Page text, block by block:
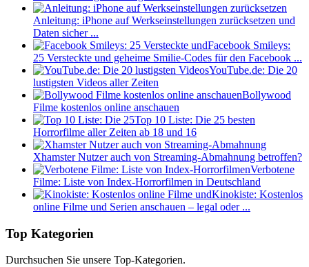
Anleitung: iPhone auf Werkseinstellungen zurücksetzen und
Daten sicher ...
Facebook Smileys:
25 Versteckte und geheime Smilie-Codes für den Facebook ...
YouTube.de: Die 20
lustigsten Videos aller Zeiten
Bollywood
Filme kostenlos online anschauen
Top 10 Liste: Die 25 besten
Horrorfilme aller Zeiten ab 18 und 16
Xhamster Nutzer auch von Streaming-Abmahnung betroffen?
Verbotene
Filme: Liste von Index-Horrorfilmen in Deutschland
Kinokiste: Kostenlos
online Filme und Serien anschauen – legal oder ...
Top Kategorien
Durchsuchen Sie unsere Top-Kategorien.